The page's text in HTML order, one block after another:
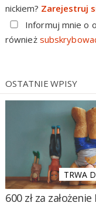
nickiem? Zarejestruj
Informuj mnie o
również
OSTATNIE WPISY
TRWA
600 zł za